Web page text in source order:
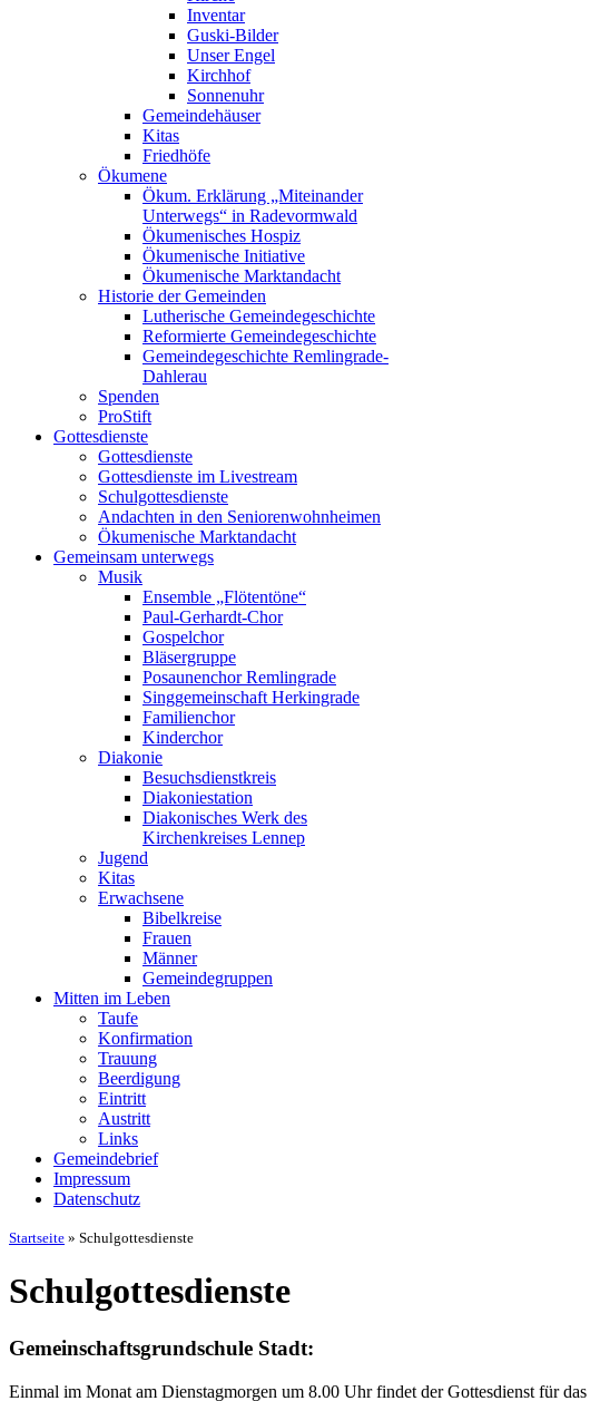
Inventar
Guski-Bilder
Unser Engel
Kirchhof
Sonnenuhr
Gemeindehäuser
Kitas
Friedhöfe
Ökumene
Ökum. Erklärung „Miteinander
Unterwegs“ in Radevormwald
Ökumenisches Hospiz
Ökumenische Initiative
Ökumenische Marktandacht
Historie der Gemeinden
Lutherische Gemeindegeschichte
Reformierte Gemeindegeschichte
Gemeindegeschichte Remlingrade-
Dahlerau
Spenden
ProStift
Gottesdienste
Gottesdienste
Gottesdienste im Livestream
Schulgottesdienste
Andachten in den Seniorenwohnheimen
Ökumenische Marktandacht
Gemeinsam unterwegs
Musik
Ensemble „Flötentöne“
Paul-Gerhardt-Chor
Gospelchor
Bläsergruppe
Posaunenchor Remlingrade
Singgemeinschaft Herkingrade
Familienchor
Kinderchor
Diakonie
Besuchsdienstkreis
Diakoniestation
Diakonisches Werk des
Kirchenkreises Lennep
Jugend
Kitas
Erwachsene
Bibelkreise
Frauen
Männer
Gemeindegruppen
Mitten im Leben
Taufe
Konfirmation
Trauung
Beerdigung
Eintritt
Austritt
Links
Gemeindebrief
Impressum
Datenschutz
Startseite » Schulgottesdienste
Schulgottesdienste
Gemeinschaftsgrundschule Stadt:
Einmal im Monat am Dienstagmorgen um 8.00 Uhr findet der Gottesdienst für